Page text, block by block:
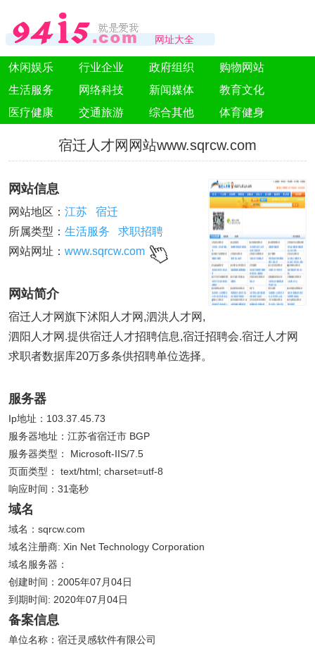
网址大全
休闲娱乐 行业企业 政府组织
购物网站
生活服务
网络科技 新闻媒体
教育文化
医疗健康
交通旅游 综合其他 体育健身
宿迁人才网网站www.sqrcw.com
网站信息
网站地区： 江苏
宿迁
所属类型： 生活服务
求职招聘
网站网址： www.sqrcw.com
网站简介
宿迁人才网旗下沭阳人才网,泗洪人才网,
泗阳人才网.提供宿迁人才招聘信息,宿迁招聘会.宿迁人才网
求职者数据库20万多条供招聘单位选择。
服务器
Ip地址：103.37.45.73
服务器地址：江苏省宿迁市 BGP
服务器类型： Microsoft-IIS/7.5
页面类型： text/html; charset=utf-8
响应时间：31毫秒
域名
域名：sqrcw.com
域名注册商: Xin Net Technology Corporation
域名服务器：
创建时间：2005年07月04日
到期时间: 2020年07月04日
备案信息
单位名称：宿迁灵感软件有限公司